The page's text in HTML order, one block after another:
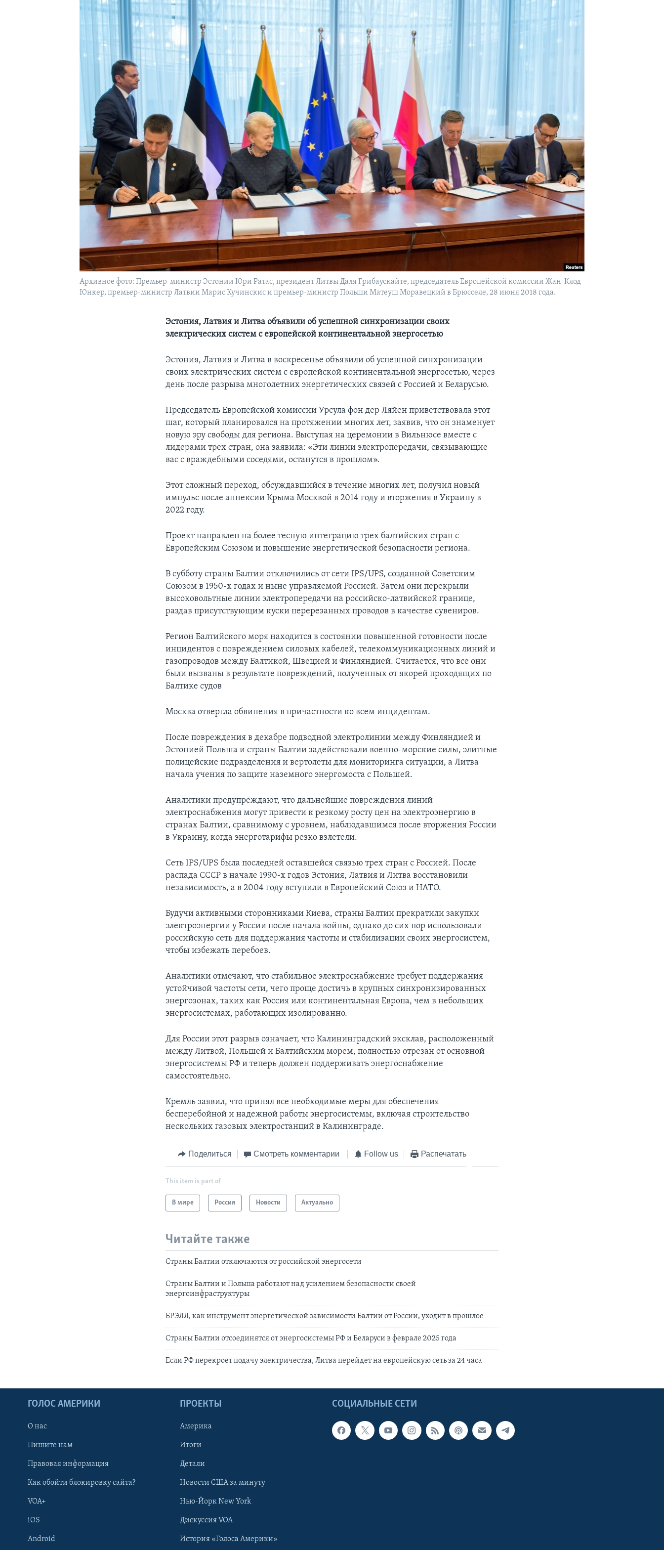
Архивное фото: Премьер-министр Эстонии Юри Ратас, президент Литвы Даля Грибаускайте, председатель Европейской комиссии Жан-Клод
Юнкер, премьер-министр Латвии Марис Кучинскис и премьер-министр Польши Матеуш Моравецкий в Брюсселе, 28 июня 2018 года.
Эстония, Латвия и Литва объявили об успешной синхронизации своих
электрических систем с европейской континентальной энергосетью
Эстония, Латвия и Литва в воскресенье объявили об успешной синхронизации
своих электрических систем с европейской континентальной энергосетью, через
день после разрыва многолетних энергетических связей с Россией и Беларусью.
Председатель Европейской комиссии Урсула фон дер Ляйен приветствовала этот
шаг, который планировался на протяжении многих лет, заявив, что он знаменует
новую эру свободы для региона. Выступая на церемонии в Вильнюсе вместе с
лидерами трех стран, она заявила: «Эти линии электропередачи, связывающие
вас с враждебными соседями, останутся в прошлом».
Этот сложный переход, обсуждавшийся в течение многих лет, получил новый
импульс после аннексии Крыма Москвой в 2014 году и вторжения в Украину в
2022 году.
Проект направлен на более тесную интеграцию трех балтийских стран с
Европейским Союзом и повышение энергетической безопасности региона.
В субботу страны Балтии отключились от сети IPS/UPS, созданной Советским
Союзом в 1950-х годах и ныне управляемой Россией. Затем они перекрыли
высоковольтные линии электропередачи на российско-латвийской границе,
раздав присутствующим куски перерезанных проводов в качестве сувениров.
Регион Балтийского моря находится в состоянии повышенной готовности после
инцидентов с повреждением силовых кабелей, телекоммуникационных линий и
газопроводов между Балтикой, Швецией и Финляндией. Считается, что все они
были вызваны в результате повреждений, полученных от якорей проходящих по
Балтике судов
Москва отвергла обвинения в причастности ко всем инцидентам.
После повреждения в декабре подводной электролинии между Финляндией и
Эстонией Польша и страны Балтии задействовали военно-морские силы, элитные
полицейские подразделения и вертолеты для мониторинга ситуации, а Литва
начала учения по защите наземного энергомоста с Польшей.
Аналитики предупреждают, что дальнейшие повреждения линий
электроснабжения могут привести к резкому росту цен на электроэнергию в
странах Балтии, сравнимому с уровнем, наблюдавшимся после вторжения России
в Украину, когда энерготарифы резко взлетели.
Сеть IPS/UPS была последней оставшейся связью трех стран с Россией. После
распада СССР в начале 1990-х годов Эстония, Латвия и Литва восстановили
независимость, а в 2004 году вступили в Европейский Союз и НАТО.
Будучи активными сторонниками Киева, страны Балтии прекратили закупки
электроэнергии у России после начала войны, однако до сих пор использовали
российскую сеть для поддержания частоты и стабилизации своих энергосистем,
чтобы избежать перебоев.
Аналитики отмечают, что стабильное электроснабжение требует поддержания
устойчивой частоты сети, чего проще достичь в крупных синхронизированных
энергозонах, таких как Россия или континентальная Европа, чем в небольших
энергосистемах, работающих изолированно.
Для России этот разрыв означает, что Калининградский эксклав, расположенный
между Литвой, Польшей и Балтийским морем, полностью отрезан от основной
энергосистемы РФ и теперь должен поддерживать энергоснабжение
самостоятельно.
Кремль заявил, что принял все необходимые меры для обеспечения
бесперебойной и надежной работы энергосистемы, включая строительство
нескольких газовых электростанций в Калининграде.
Поделиться Смотреть комментарии Follow us Распечатать
This item is part of
В мире Россия Новости Актуально
Читайте также
Страны Балтии отключаются от российской энергосети
Страны Балтии и Польша работают над усилением безопасности своей
энергоинфраструктуры
БРЭЛЛ, как инструмент энергетической зависимости Балтии от России, уходит в прошлое
Страны Балтии отсоединятся от энергосистемы РФ и Беларуси в феврале 2025 года
Если РФ перекроет подачу электричества, Литва перейдет на европейскую сеть за 24 часа
СОЦИАЛЬНЫЕ СЕТИ
ГОЛОС АМЕРИКИ
О нас
Пишите нам
Правовая информация
Как обойти блокировку сайта?
VOA+
iOS
Android
ПРОЕКТЫ
Америка
Итоги
Детали
Новости США за минуту
Нью-Йорк New York
Дискуссия VOA
История «Голоса Америки»